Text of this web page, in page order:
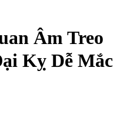
Âm Treo
Kỵ Dễ Mắc